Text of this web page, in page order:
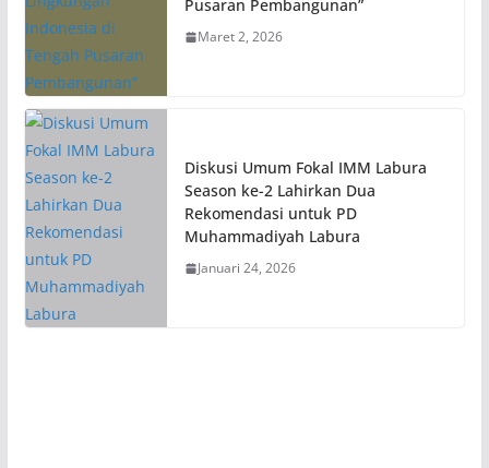
Pusaran Pembangunan”
Maret 2, 2026
Diskusi Umum Fokal IMM Labura
Season ke-2 Lahirkan Dua
Rekomendasi untuk PD
Muhammadiyah Labura
Januari 24, 2026